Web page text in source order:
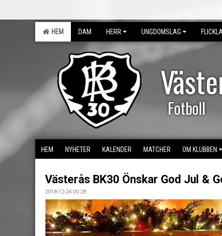
HEM DAM HERR UNGDOMSLAG
Fotboll
HEM NYHETER KALENDER MATCHER OM KLUBBEN
Västerås BK30 Önskar God Jul &
2018-12-24 00:28